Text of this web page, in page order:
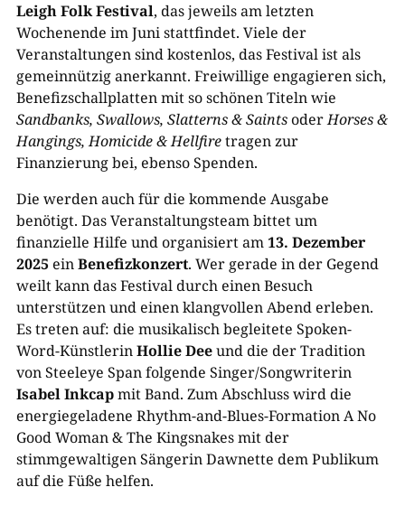
Leigh Folk Festival, das jeweils am letzten
Wochenende im Juni stattfindet. Viele der
Veranstaltungen sind kostenlos, das Festival ist als
gemeinnützig anerkannt. Freiwillige engagieren sich,
Benefizschallplatten mit so schönen Titeln wie
Sandbanks, Swallows, Slatterns & SaintsoderHorses &
Hangings, Homicide & Hellfiretragen zur
Finanzierung bei, ebenso Spenden.
Die werden auch für die kommende Ausgabe
benötigt. Das Veranstaltungsteam bittet um
finanzielle Hilfe und organisiert am13. Dezember
2025einBenefizkonzert. Wer gerade in der Gegend
weilt kann das Festival durch einen Besuch
unterstützen und einen klangvollen Abend erleben.
Es treten auf: die musikalisch begleitete Spoken-
Word-KünstlerinHollie Deeund die der Tradition
von Steeleye Span folgende Singer/Songwriterin
Isabel Inkcapmit Band. Zum Abschluss wird die
energiegeladene Rhythm-and-Blues-Formation A No
Good Woman & The Kingsnakes mit der
stimmgewaltigen Sängerin Dawnette dem Publikum
auf die Füße helfen.